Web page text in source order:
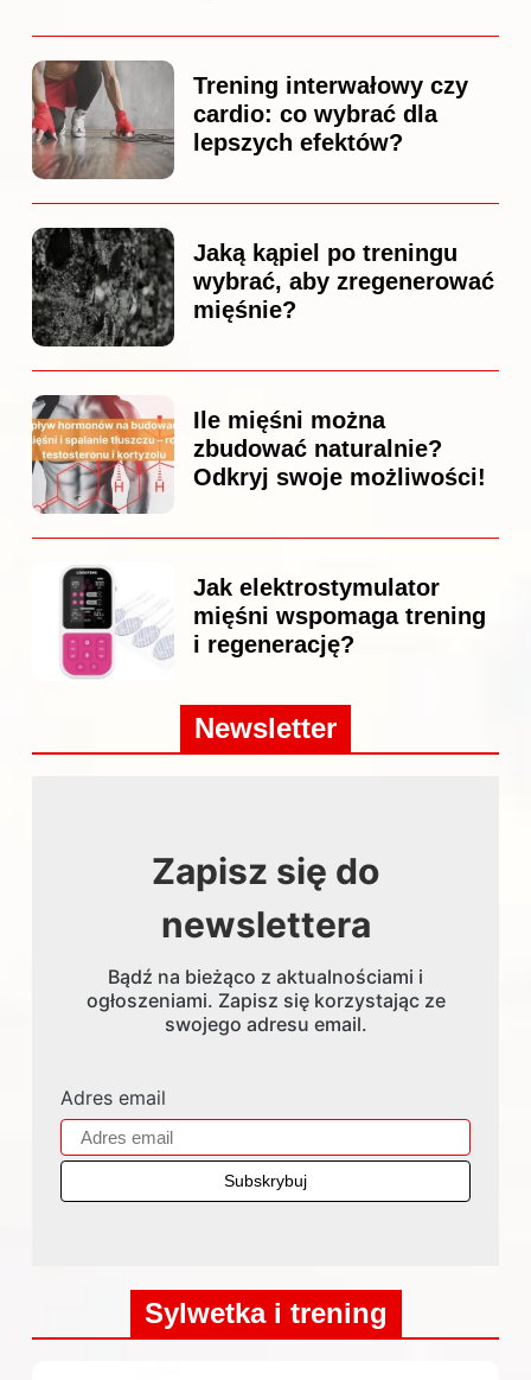
Trening interwałowy czy
cardio: co wybrać dla
lepszych efektów?
Jaką kąpiel po treningu
wybrać, aby zregenerować
mięśnie?
Ile mięśni można
zbudować naturalnie?
Odkryj swoje możliwości!
Jak elektrostymulator
mięśni wspomaga trening
i regenerację?
Newsletter
Zapisz się do
newslettera
Bądź na bieżąco z aktualnościami i
ogłoszeniami. Zapisz się korzystając ze
swojego adresu email.
Adres email
Sylwetka i trening